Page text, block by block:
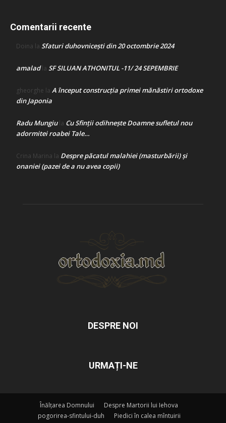
Comentarii recente
Doina la Sfaturi duhovnicești din 20 octombrie 2024
amaladla SF SILUAN ATHONITUL -11/ 24 SEPEMBRIE
gheorghe la A început construcţia primei mănăstiri ortodoxe
din Japonia
Radu Mungiula Cu Sfinții odihnește Doamne sufletul nou
adormitei roabei Tale…
Crina Marina la Despre păcatul malahiei (masturbării) şi
onaniei (pazei de a nu avea copii)
DESPRE NOI
URMAȚI-NE
Înălțarea Domnului
Despre Martorii lui Iehova
pogorirea-sfintului-duh
Piedici în calea mîntuirii